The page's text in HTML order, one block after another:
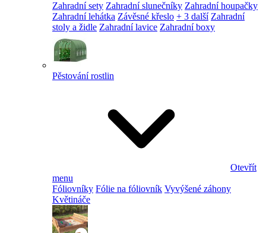
Zahradní sety Zahradní slunečníky Zahradní houpačky
Zahradní lehátka Závěsné křeslo + 3 další Zahradní
stoly a židle Zahradní lavice Zahradní boxy
Pěstování rostlin
Otevřít
menu
Fóliovníky Fólie na fóliovník Vyvýšené záhony
Květináče